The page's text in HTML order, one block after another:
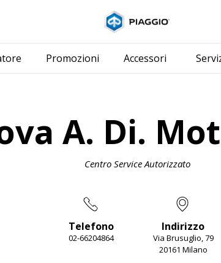
Promozioni Accessori
A. Di.
Centro Service Autorizzato
Telefono
02-66204864
Indirizzo
Via Brusuglio, 79
20161 Milano